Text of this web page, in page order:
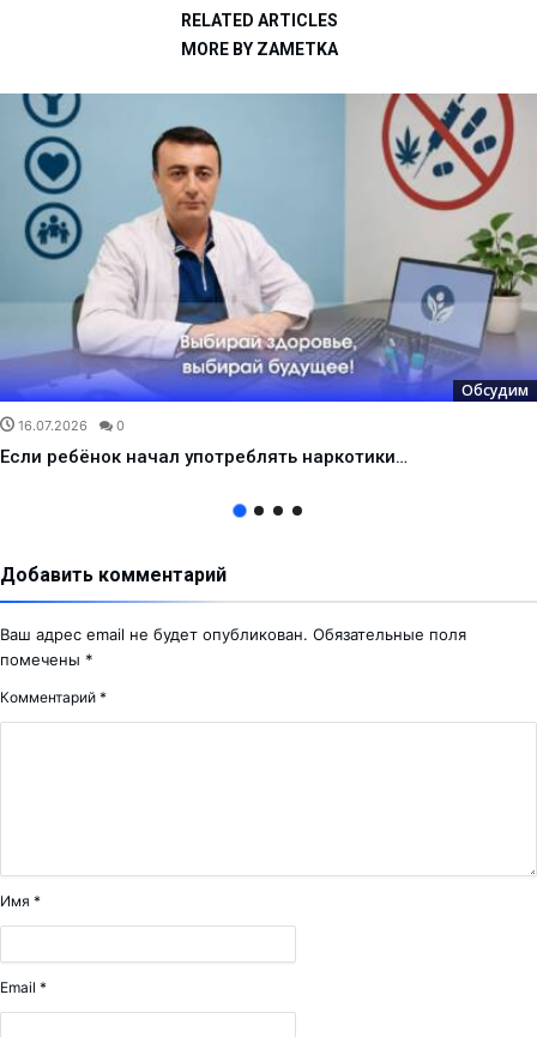
RELATED ARTICLES
MORE BY ZAMETKA
Обсудим
16.07.2026 0
Если ребёнок начал употреблять наркотики…
Добавить комментарий
Ваш адрес email не будет опубликован. Обязательные поля
помечены *
Комментарий *
Имя *
Email *